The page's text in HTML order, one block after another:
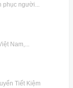
phục người...
Nam,...
Tiết Kiệm